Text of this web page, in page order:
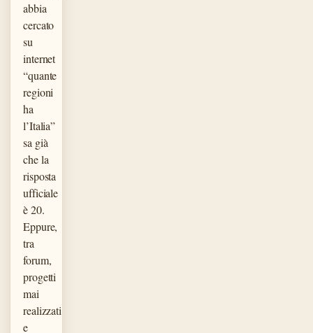
abbia
cercato
su
internet
“quante
regioni
ha
l’Italia”
sa già
che la
risposta
ufficiale
è 20.
Eppure,
tra
forum,
progetti
mai
realizzati
e